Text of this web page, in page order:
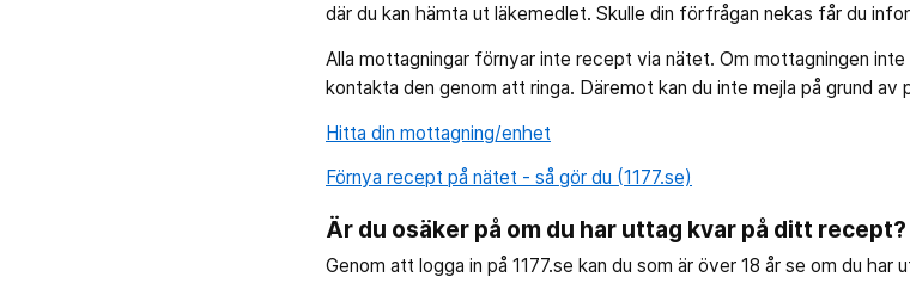
där du kan hämta ut läkemedlet. Skulle din förfrågan nekas får du
Alla mottagningar förnyar inte recept via nätet. Om mottagningen
kontakta den genom att ringa. Däremot kan du inte mejla på grund av
Hitta din mottagning/enhet
Förnya recept på nätet - så gör du (1177.se)
Är du osäker på om du har uttag kvar på ditt recept?
Genom att logga in på 1177.se kan du som är över 18 år se om du